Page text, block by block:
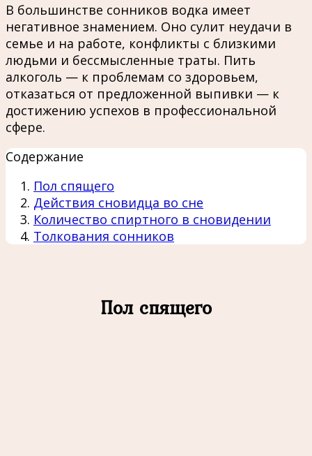
В большинстве сонников водка имеет
негативное знамением. Оно сулит неудачи в
семье и на работе, конфликты с близкими
людьми и бессмысленные траты. Пить
алкоголь — к проблемам со здоровьем,
отказаться от предложенной выпивки — к
достижению успехов в профессиональной
сфере.
Содержание
Пол спящего
Действия сновидца во сне
Количество спиртного в сновидении
Толкования сонников
Пол спящего